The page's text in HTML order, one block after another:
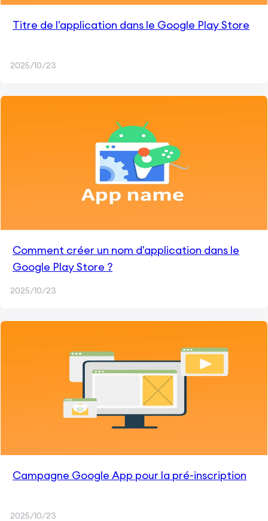
Titre de l'application dans le Google Play Store
2025/10/23
Comment créer un nom d'application dans le
Google Play Store ?
2025/10/23
Campagne Google App pour la pré-inscription
2025/10/23